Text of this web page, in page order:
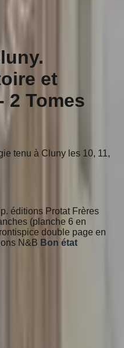
et
2 Tomes
tenu à Cluny les 10, 11,
éditions Protat Frères
(planche 6 en
double page en
N&B Bon état